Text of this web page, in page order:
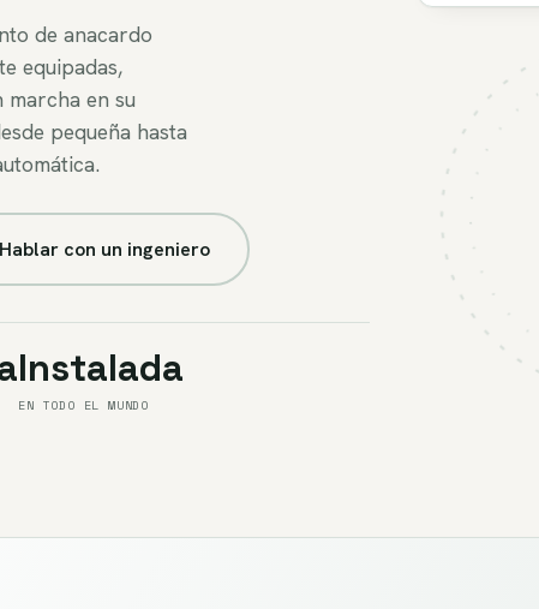
de anacardo
equipadas,
marcha en su
pequeña hasta
Hablar con un ingeniero
Instalada
EN TODO EL MUNDO